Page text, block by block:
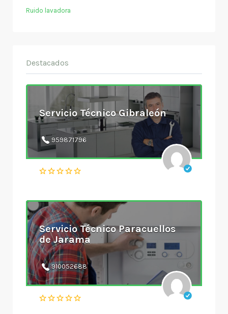
Ruido lavadora
Destacados
Servicio Técnico Gibraleón
959871796
Servicio Técnico Paracuellos
de Jarama
910052688